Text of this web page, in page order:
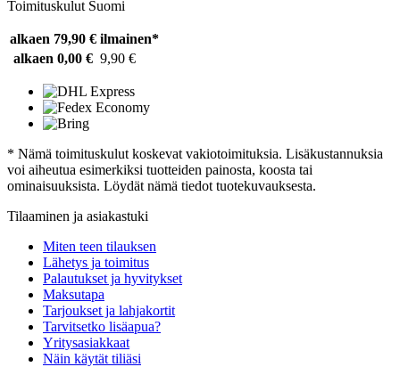
Toimituskulut Suomi
alkaen 79,90 € ilmainen*
alkaen 0,00 € 9,90 €
* Nämä toimituskulut koskevat vakiotoimituksia. Lisäkustannuksia
voi aiheutua esimerkiksi tuotteiden painosta, koosta tai
ominaisuuksista. Löydät nämä tiedot tuotekuvauksesta.
Tilaaminen ja asiakastuki
Miten teen tilauksen
Lähetys ja toimitus
Palautukset ja hyvitykset
Maksutapa
Tarjoukset ja lahjakortit
Tarvitsetko lisäapua?
Yritysasiakkaat
Näin käytät tiliäsi